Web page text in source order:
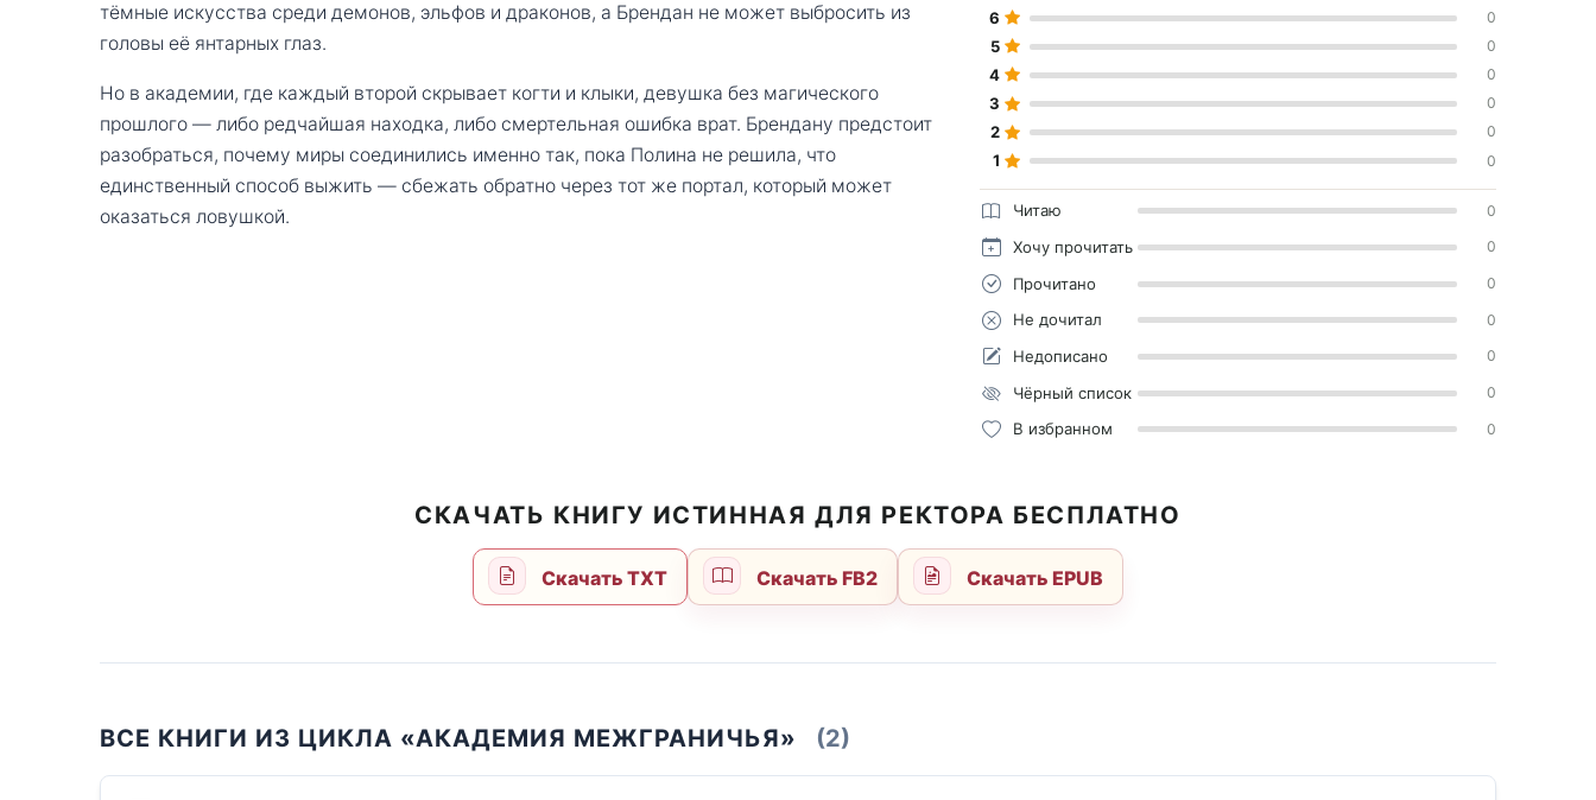
тёмные искусства среди демонов, эльфов и драконов, а Брендан не может выбросить из
головы её янтарных глаз.
Но в академии, где каждый второй скрывает когти и клыки, девушка без магического
прошлого — либо редчайшая находка, либо смертельная ошибка врат. Брендану предстоит
разобраться, почему миры соединились именно так, пока Полина не решила, что
единственный способ выжить — сбежать обратно через тот же портал, который может
оказаться ловушкой.
6 0
5 0
4 0
3 0
2 0
1 0
Читаю 0
Хочу прочитать 0
Прочитано 0
Не дочитал 0
Недописано 0
Чёрный список 0
В избранном 0
СКАЧАТЬ КНИГУ ИСТИННАЯ ДЛЯ РЕКТОРА БЕСПЛАТНО
Скачать TXT Скачать FB2 Скачать EPUB
ВСЕ КНИГИ ИЗ ЦИКЛА «АКАДЕМИЯ МЕЖГРАНИЧЬЯ» (2)